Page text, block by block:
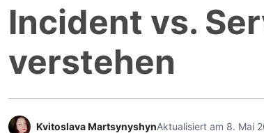
Incident vs.
verstehen
Kvitoslava MartsynyshynAktualisiert am 8. Mai